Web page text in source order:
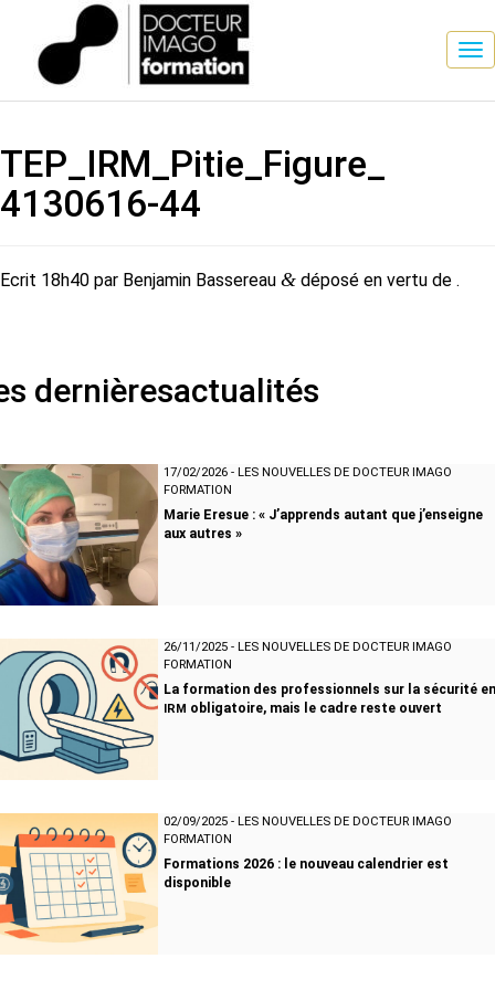
TEP_​IRM_​Pitie_​Figure_​
4130616-​44
Ecrit 18h40 par Benjamin Bassereau & déposé en vertu de .
dernièresactualités
17/02/2026-LES NOUVELLES DE DOCTEUR IMAGO
FORMATION
Marie Eresue : « J’apprends autant que j’enseigne
aux autres »
26/11/2025-LES NOUVELLES DE DOCTEUR IMAGO
FORMATION
La formation des professionnels sur la sécurité
IRM obligatoire, mais le cadre reste ouvert
02/09/2025-LES NOUVELLES DE DOCTEUR IMAGO
FORMATION
Formations 2026 : le nouveau calendrier est
disponible